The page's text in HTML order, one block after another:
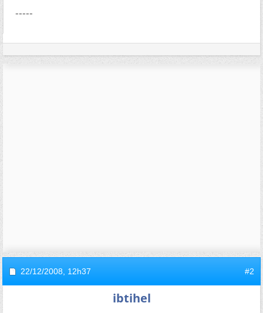
-----
22/12/2008, 12h37 #2
ibtihel